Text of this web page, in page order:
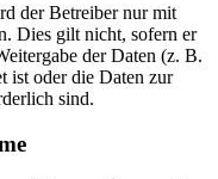
der Betreiber nur mit
Dies gilt nicht, sofern er
der Daten (z. B.
ist oder die Daten zur
sind.